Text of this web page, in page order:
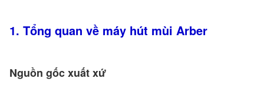
1. Tổng quan về máy hút mùi Arber
Nguồn gốc xuất xứ